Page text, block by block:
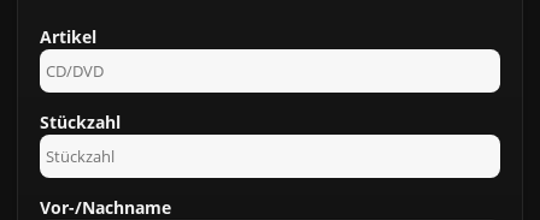
Artikel
Stückzahl
Vor-/Nachname